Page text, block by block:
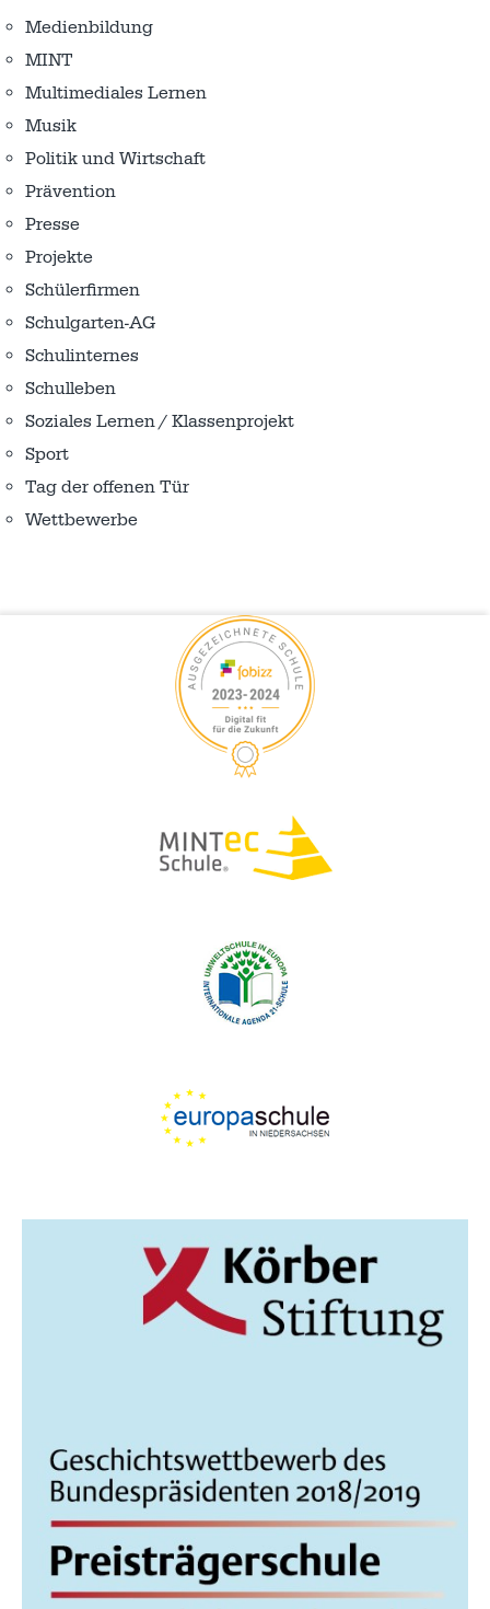
Medienbildung
MINT
Multimediales Lernen
Musik
Politik und Wirtschaft
Prävention
Presse
Projekte
Schülerfirmen
Schulgarten-AG
Schulinternes
Schulleben
Soziales Lernen / Klassenprojekt
Sport
Tag der offenen Tür
Wettbewerbe